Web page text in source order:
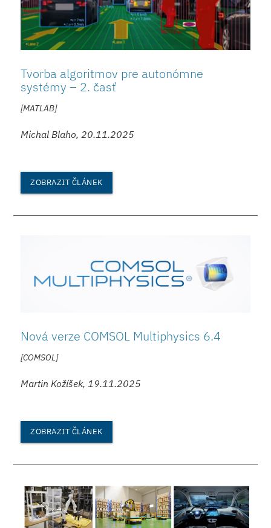
Tvorba algoritmov pre autonómne
systémy – 2. časť
[MATLAB]
Michal Blaho, 20.11.2025
ZOBRAZIT ČLÁNEK
Nová verze COMSOL Multiphysics 6.4
[COMSOL]
Martin Kožíšek, 19.11.2025
ZOBRAZIT ČLÁNEK